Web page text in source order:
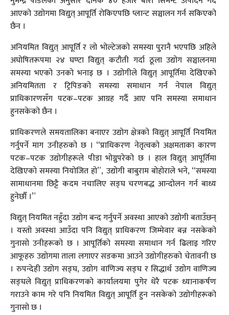
आएको उद्योगमा विद्युत् आपूर्ति रोकिएपछि प्लान्ट सञ्चालन गर्न सकिएको
छैन ।
अनियमित विद्युत् आपूर्ति र लो भोल्टेजको समस्या पुरानै भएपछि अहिले
अघोषितरूपमा २४ घण्टा विद्युत् कटौती गर्दा ठूला उद्योग सञ्चालनमा
समस्या भएको उनको भनाइ छ । उद्योगीले विद्युत् आपूर्तिमा देखिएको
अनियमितता र ट्रिपिङको समस्या समाधान गर्न नेपाल विद्युत्
प्राधिकारणसँग पटक–पटक आग्रह गर्दै आए पनि समस्या समाधान
हुनसकेको छैन ।
प्राधिकरणले समयतालिका बनाएर उद्योग क्षेत्रको विद्युत् आपूर्ति नियमित
गर्नुपर्ने माग उनीहरुको छ । “प्राधिकरण नेतृत्वको अक्षमताका कारण
पटक–पटक उद्योगीहरूले पीडा भोग्नुपरेको छ । हाल विद्युत् आपूर्तिमा
देखिएको समस्या नियोजित हो”, उद्योगी बाबुराम बोहोराले भने, “समस्या
सामाधानमा छिट्टै कदम नचालिए सङ्घ चरणबद्ध आन्दोलन गर्न बाध्य
हुनेछौँ ।”
विद्युत् नियमित नहुँदा उद्योग बन्द गर्नुपर्ने अवस्था आएको उद्योगी बताउँछन्
। यस्तो अवस्था आउँदा पनि विद्युत् प्राधिकरण जिम्मेवार बन्न नसकेको
गुनासो उनीहरूको छ । आपूर्तिको समस्या समाधान गर्न ढिलाइ गरिए
आफूहरु उद्योगमा ताला लगाएर सडकमा आउने उद्योगीहरुको चेतावनी छ
। रुपन्देही उद्योग सङ्घ, उद्योग वाणिज्य सङ्घ र सिद्धार्थ उद्योग वाणिज्य
सङ्घले विद्युत् प्राधिकरणको कार्यालयमा पुगेर धेरै पटक ध्यानाकर्षण
गराउने काम गरे पनि नियमित विद्युत् आपूर्ति हुन नसकेको उद्योगीहरूको
गुनासो छ ।